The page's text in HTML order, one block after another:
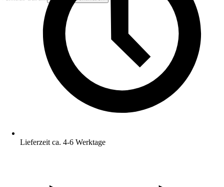
Lieferzeit ca. 4-6 Werktage